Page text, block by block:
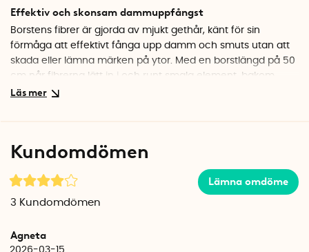
Effektiv och skonsam dammuppfångst
Borstens fibrer är gjorda av mjukt gethår, känt för sin
förmåga att effektivt fånga upp damm och smuts utan att
skada eller lämna märken på ytor. Med en borstlängd på 50
cm når fibrerna lätt in i och runt smala element, bakom
möbler och andra trånga utrymmen där damm ofta samlas.
Klappa försiktigt borsten mot handflatan för att få dammet
att falla av efter användning. Vid behov kan fibrerna sköljas i
därefter upp borsten och låt den torka helt i
Kundomdömen
Lämna omdöme
3 Kundomdömen
Agneta
2026-03-15